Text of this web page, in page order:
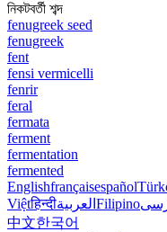
নিকটবর্তী শব্দ
fenugreek seed
fenugreek
fent
fensi vermicelli
fenrir
feral
fermata
ferment
fermentation
fermented
Englishfrançaisespañol
Việtहिन्दीالعربية Filipino
中文한국어